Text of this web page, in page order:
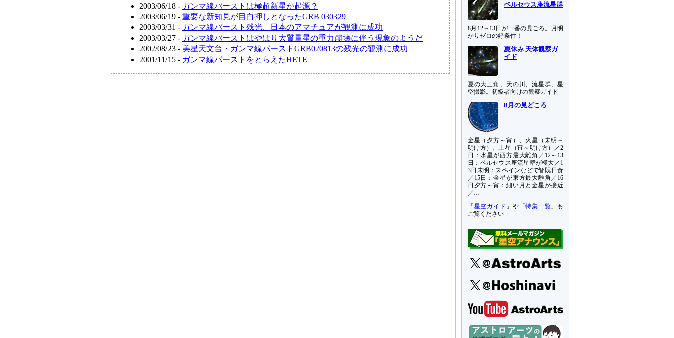
2003/06/18 - ガンマ線バーストは極超新星が起源？
2003/06/19 - 重要な新知見が目白押しとなったGRB 030329
2003/03/31 - ガンマ線バースト残光、日本のアマチュアが観測に成功
2003/03/27 - ガンマ線バーストはやはり大質量星の重力崩壊に伴う現象のようだ
2002/08/23 - 美星天文台・ガンマ線バーストGRB020813の残光の観測に成功
2001/11/15 - ガンマ線バーストをとらえたHETE
ペルセウス座流星群
8月12～13日が一番の見ごろ。月明
かりゼロの好条件！
夏休み 天体観察ガ
イド
夏の大三角、天の川、流星群、星
空撮影。初級者向けの観察ガイド
8月の見どころ
金星（夕方～宵）、火星（未明～
明け方）、土星（宵～明け方）／2
日：水星が西方最大離角／12～13
日：ペルセウス座流星群が極大／1
3日未明：スペインなどで皆既日食
／15日：金星が東方最大離角／16
日夕方～宵：細い月と金星が接近
／…
「 星空ガイド 」や「特集一覧 」も
ご覧ください